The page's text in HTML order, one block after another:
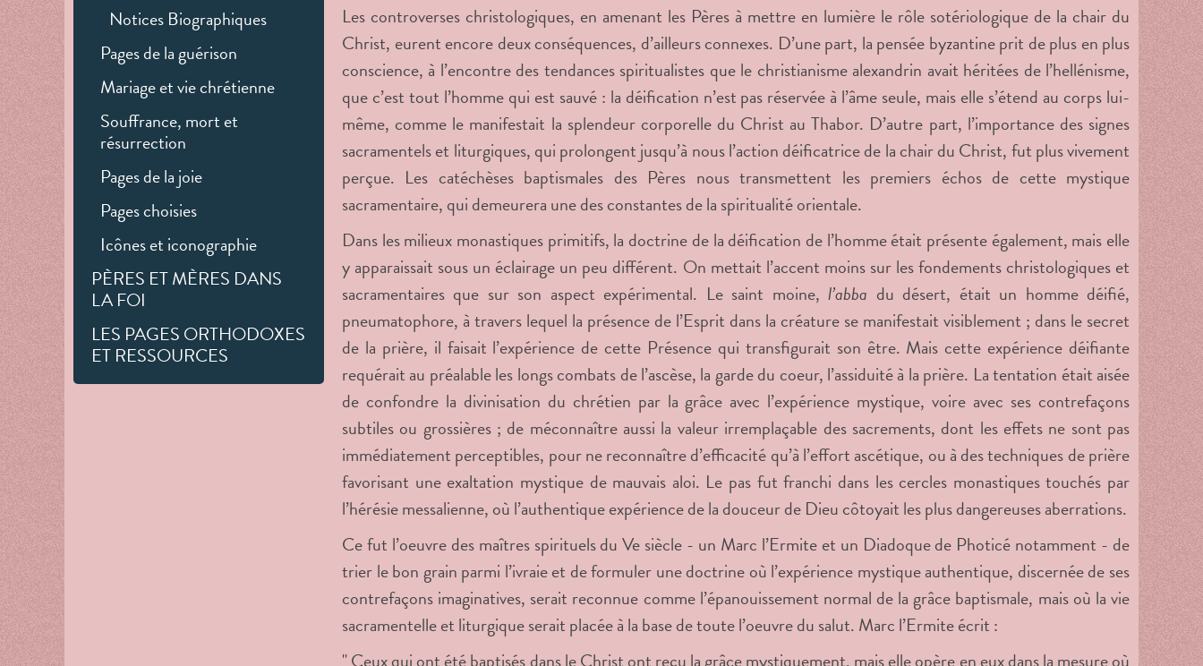
Notices Biographiques
Pages de la guérison
Mariage et vie chrétienne
Souffrance, mort et
résurrection
Pages de la joie
Pages choisies
Icônes et iconographie
PÈRES ET MÈRES DANS
LA FOI
LES PAGES ORTHODOXES
ET RESSOURCES
Les controverses christologiques, en amenant les Pères à mettre en lumière le rôle sotériologique de la chair du
Christ, eurent encore deux conséquences, d’ailleurs connexes. D’une part, la pensée byzantine prit de plus en plus
conscience, à l’encontre des tendances spiritualistes que le christianisme alexandrin avait héritées de l’hellénisme,
que c’est tout l’homme qui est sauvé : la déification n’est pas réservée à l’âme seule, mais elle s’étend au corps lui-
même, comme le manifestait la splendeur corporelle du Christ au Thabor. D’autre part, l’importance des signes
sacramentels et liturgiques, qui prolongent jusqu’à nous l’action déificatrice de la chair du Christ, fut plus vivement
perçue. Les catéchèses baptismales des Pères nous transmettent les premiers échos de cette mystique
sacramentaire, qui demeurera une des constantes de la spiritualité orientale.
Dans les milieux monastiques primitifs, la doctrine de la déification de l’homme était présente également, mais elle
y apparaissait sous un éclairage un peu différent. On mettait l’accent moins sur les fondements christologiques et
sacramentaires que sur son aspect expérimental. Le saint moine,l’abba du désert, était un homme déifié,
pneumatophore, à travers lequel la présence de l’Esprit dans la créature se manifestait visiblement ; dans le secret
de la prière, il faisait l’expérience de cette Présence qui transfigurait son être. Mais cette expérience déifiante
requérait au préalable les longs combats de l’ascèse, la garde du coeur, l’assiduité à la prière. La tentation était aisée
de confondre la divinisation du chrétien par la grâce avec l’expérience mystique, voire avec ses contrefaçons
subtiles ou grossières ; de méconnaître aussi la valeur irremplaçable des sacrements, dont les effets ne sont pas
immédiatement perceptibles, pour ne reconnaître d’efficacité qu’à l’effort ascétique, ou à des techniques de prière
favorisant une exaltation mystique de mauvais aloi. Le pas fut franchi dans les cercles monastiques touchés par
l’hérésie messalienne, où l’authentique expérience de la douceur de Dieu côtoyait les plus dangereuses aberrations.
Ce fut l’oeuvre des maîtres spirituels du Ve siècle - un Marc l’Ermite et un Diadoque de Photicé notamment - de
trier le bon grain parmi l’ivraie et de formuler une doctrine où l’expérience mystique authentique, discernée de ses
contrefaçons imaginatives, serait reconnue comme l’épanouissement normal de la grâce baptismale, mais où la vie
sacramentelle et liturgique serait placée à la base de toute l’oeuvre du salut. Marc l’Ermite écrit :
" Ceux qui ont été baptisés dans le Christ ont reçu la grâce mystiquement, mais elle opère en eux dans la mesure où